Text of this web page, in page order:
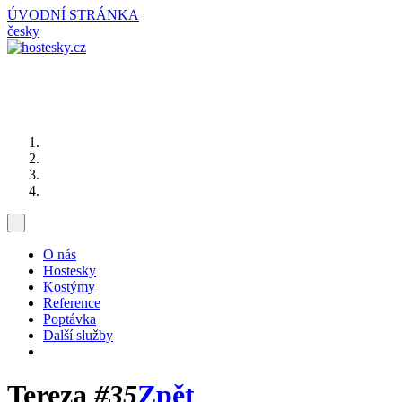
ÚVODNÍ STRÁNKA
česky
O nás
Hostesky
Kostýmy
Reference
Poptávka
Další služby
Tereza #35Zpět